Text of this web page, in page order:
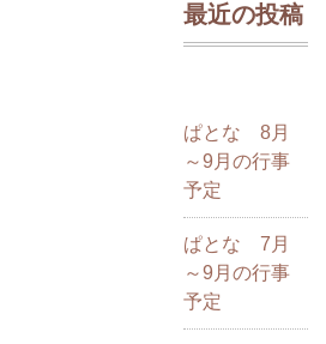
最近の投稿
ぱとな 8月
～9月の行事
予定
ぱとな 7月
～9月の行事
予定